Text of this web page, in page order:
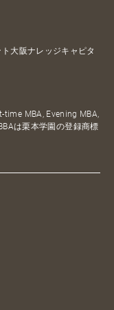
大阪ナレッジキャピタ
time MBA, Evening MBA,
は栗本学園の登録商標